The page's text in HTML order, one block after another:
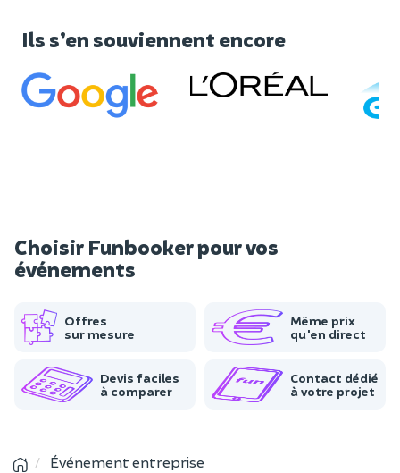
Ils s’en souviennent encore
Choisir Funbooker pour vos
événements
Offres
sur mesure
Même prix
qu'en direct
Devis faciles
à comparer
Contact dédié
à votre projet
Événement entreprise